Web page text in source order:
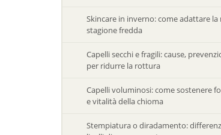
Skincare in inverno: come adattare
stagione fredda
Capelli secchi e fragili: cause,
per ridurre la rottura
Capelli voluminosi: come sostenere
e vitalità della chioma
Stempiatura o diradamento: